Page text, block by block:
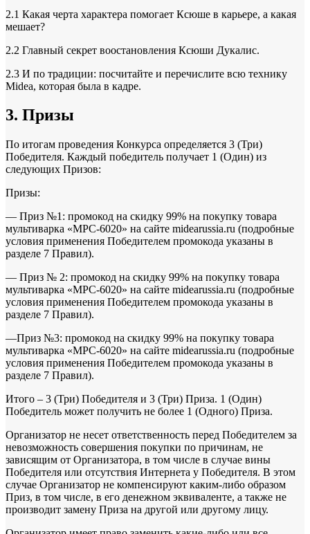
2.1 Какая черта характера помогает Ксюше в карьере, а какая
мешает?
2.2 Главный секрет воостановления Ксюши Дукалис.
2.3 И по традиции: посчитайте и перечислите всю технику
Midea, которая была в кадре.
3. Призы
По итогам проведения Конкурса определяется 3 (Три)
Победителя. Каждый победитель получает 1 (Один) из
следующих Призов:
Призы:
— Приз №1: промокод на скидку 99% на покупку товара
мультиварка «MPC-6020» на сайте midearussia.ru (подробные
условия применения Победителем промокода указаны в
разделе 7 Правил).
— Приз № 2: промокод на скидку 99% на покупку товара
мультиварка «MPC-6020» на сайте midearussia.ru (подробные
условия применения Победителем промокода указаны в
разделе 7 Правил).
—Приз №3: промокод на скидку 99% на покупку товара
мультиварка «MPC-6020» на сайте midearussia.ru (подробные
условия применения Победителем промокода указаны в
разделе 7 Правил).
Итого – 3 (Три) Победителя и 3 (Три) Приза. 1 (Один)
Победитель может получить не более 1 (Одного) Приза.
Организатор не несет ответственность перед Победителем за
невозможность совершения покупки по причинам, не
зависящим от Организатора, в том числе в случае вины
Победителя или отсутствия Интернета у Победителя. В этом
случае Организатор не компенсируют каким-либо образом
Приз, в том числе, в его денежном эквиваленте, а также не
производит замену Приза на другой или другому лицу.